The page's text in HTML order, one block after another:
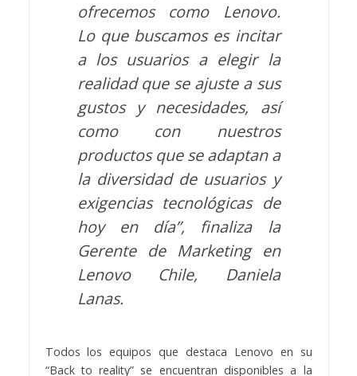
ofrecemos como Lenovo.
Lo que buscamos es incitar
a los usuarios a elegir la
realidad que se ajuste a sus
gustos y necesidades, así
como con nuestros
productos que se adaptan a
la diversidad de usuarios y
exigencias tecnológicas de
hoy en día”, finaliza la
Gerente de Marketing en
Lenovo Chile, Daniela
Lanas.
Todos los equipos que destaca Lenovo en su
“Back to reality” se encuentran disponibles a la